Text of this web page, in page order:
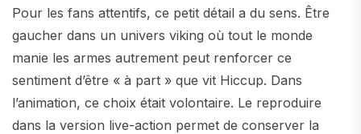
Pour les fans attentifs, ce petit détail a du sens. Être
gaucher dans un univers viking où tout le monde
manie les armes autrement peut renforcer ce
sentiment d’être « à part » que vit Hiccup. Dans
l’animation, ce choix était volontaire. Le reproduire
dans la version live-action permet de conserver la